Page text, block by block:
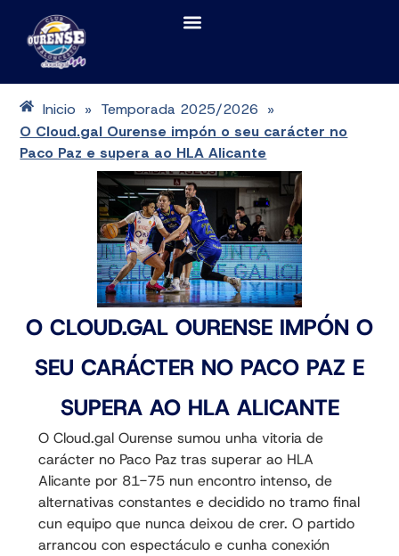
Inicio » Temporada 2025/2026 »
O Cloud.gal Ourense impón o seu carácter no
Paco Paz e supera ao HLA Alicante
O CLOUD.GAL OURENSE IMPÓN O
SEU CARÁCTER NO PACO PAZ E
SUPERA AO HLA ALICANTE
O Cloud.gal Ourense sumou unha vitoria de
carácter no Paco Paz tras superar ao HLA
Alicante por 81-75 nun encontro intenso, de
alternativas constantes e decidido no tramo final
cun equipo que nunca deixou de crer. O partido
arrancou con espectáculo e cunha conexión